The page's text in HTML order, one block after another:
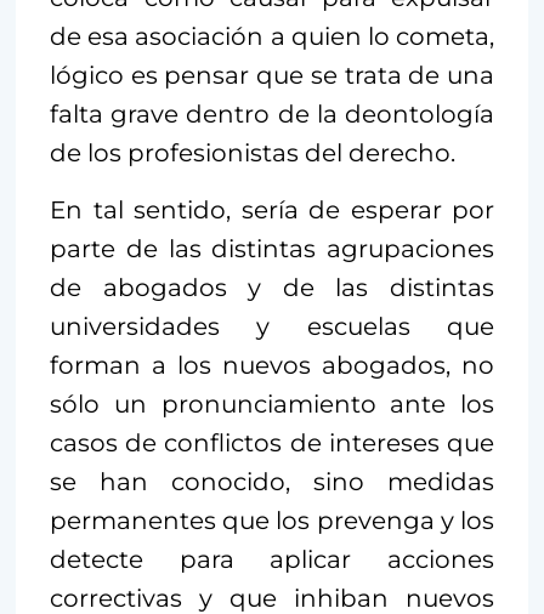
de esa asociación a quien lo cometa,
lógico es pensar que se trata de una
falta grave dentro de la deontología
de los profesionistas del derecho.
En tal sentido, sería de esperar por
parte de las distintas agrupaciones
de abogados y de las distintas
universidades y escuelas que
forman a los nuevos abogados, no
sólo un pronunciamiento ante los
casos de conflictos de intereses que
se han conocido, sino medidas
permanentes que los prevenga y los
detecte para aplicar acciones
correctivas y que inhiban nuevos